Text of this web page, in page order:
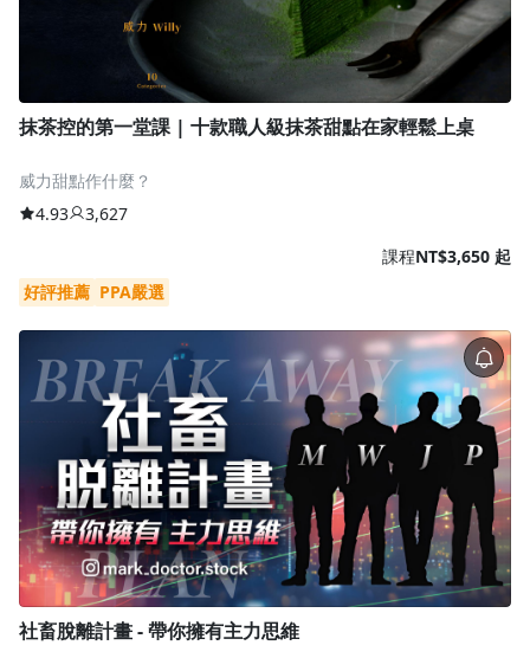
抹茶控的第一堂課 | 十款職人級抹茶甜點在家輕鬆上桌
威力甜點作什麼？
4.93
3,627
課程NT$3,650 起
好評推薦 PPA嚴選
社畜脫離計畫 - 帶你擁有主力思維